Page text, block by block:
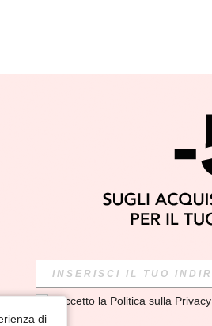
alla nostra newsletter per scoprire le ULTIME
di
Accetto la Politica sulla